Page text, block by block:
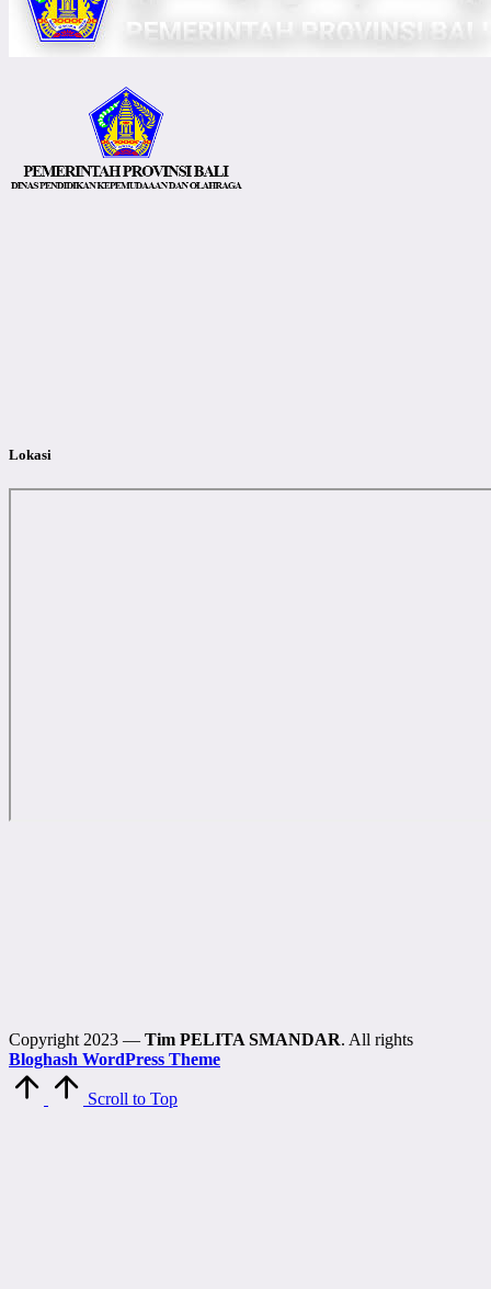
Lokasi
Copyright 2023 — Tim PELITA SMANDAR. All rights
Bloghash WordPress Theme
Scroll to Top